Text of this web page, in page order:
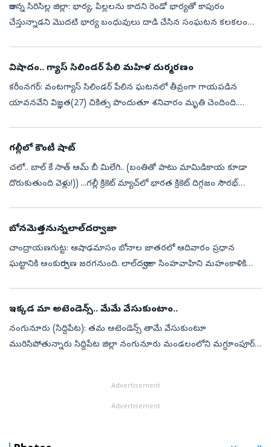
రాజన్న సిరిసిల్ల జిల్లా: భార్య, పిల్లలను కాదని రెండో భార్యతో కాపురం
చేస్తున్నాడని మొదటి భార్య బంధువులు దాడి చేసిన సంఘటన కలకలం
విషాదం.. గ్యాస్‌ సిలిండర్‌ పేలి మహిళ దుర్మరణం
కరీంనగర్‌: వంటగ్యాస్‌ సిలిండర్‌ పేలిన ఘటనలో తీవ్రంగా గాయపడిన
యావనవేని విజ్ఞత(27) చికిత్స పొందుతూ శనివారం మృతి చెందింది.
గల్లీలో కౌంటీ షాట్‌
చలో.. బాల్‌ కే సాత్‌ ఆమ్‌ బీ మిలేగి.. (బంతితో పాటు మామిడికాయ కూడా
దొరుకుతుంది వెళ్లు!)) ...గల్లీ క్రికెట్‌ మ్యాచ్‌లో భారత క్రికెట్‌ దిగ్గజం సౌరభ్‌
బోనమెత్తనున్నలాల్‌దర్వాజా
చాంద్రాయణగుట్ట: ఆషాఢమాసం బోనాల జాతరలో ఆదివారం ప్రధాన
ఘట్టానికి అంకురార్పణ జరగనుంది. లాల్‌దర్వాజా సింహవాహిని మహంకాళికి
ఇక్కడ మా అటెండెన్స్‌.. మేమే వేసుకుంటాం..
నంగునూరు (సిద్దిపేట): తమ అటెండెన్స్‌ తామే వేసుకుంటూ
మురిసిపోతున్నారు సిద్దిపేట జిల్లా నంగునూరు మండలంలోని మగ్ధూంపూర్‌
Advertisement
Advertisement